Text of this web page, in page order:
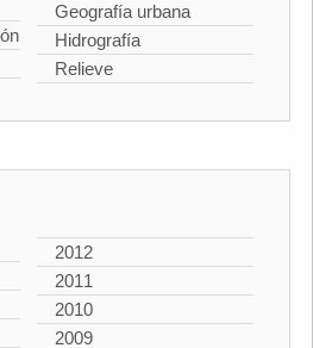
Geografía urbana
Hidrografía
Relieve
2012
2011
2010
2009